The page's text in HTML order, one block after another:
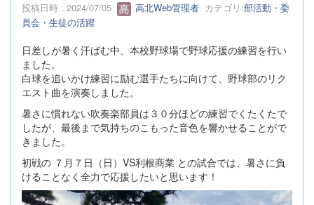
投稿日時 : 2024/07/05 高北Web管理者 カテゴリ:部活動・委
員会・生徒の活躍
日差しが暑く汗ばむ中、本校野球場で野球応援の練習を行い
ました。
白球を追いかけ練習に励む選手たちに向けて、野球部のリク
エスト曲を演奏しました。
暑さに慣れない吹奏楽部員は３０分ほどの練習でくたくたで
したが、最後まで気持ちのこもった音色を響かせることがで
きました。
初戦の ７月７日（日）VS利根商業 との試合では、暑さに負
けることなく全力で応援したいと思います！